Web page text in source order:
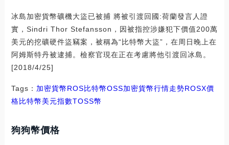
冰島加密貨幣礦機大盜已被捕 將被引渡回國:荷蘭發言人證
實，Sindri Thor Stefansson，因被指控涉嫌犯下價值200萬
美元的挖礦硬件盜竊案，被稱為“比特幣大盜”，在周日晚上在
阿姆斯特丹被逮捕。檢察官現在正在考慮將他引渡回冰島。
[2018/4/25]
Tags： 加密貨幣ROS比特幣OSS加密貨幣行情走勢ROSX價
格比特幣美元指數TOSS幣
狗狗幣價格